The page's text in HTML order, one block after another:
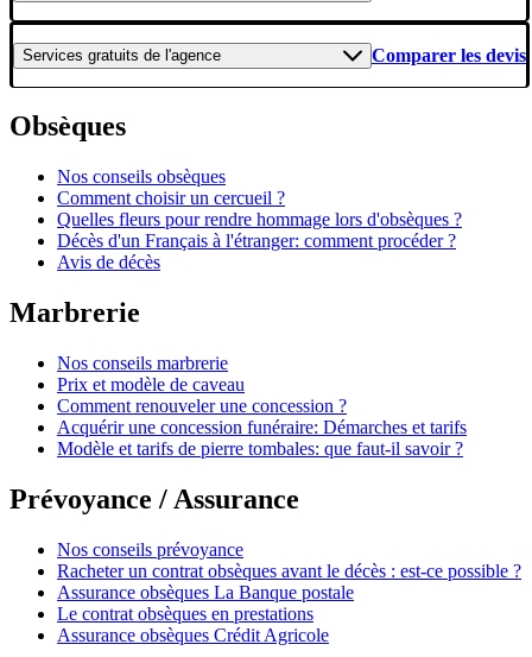
Services gratuits de l'agence Comparer les devis
Obsèques
Nos conseils obsèques
Comment choisir un cercueil ?
Quelles fleurs pour rendre hommage lors d'obsèques ?
Décès d'un Français à l'étranger: comment procéder ?
Avis de décès
Marbrerie
Nos conseils marbrerie
Prix et modèle de caveau
Comment renouveler une concession ?
Acquérir une concession funéraire: Démarches et tarifs
Modèle et tarifs de pierre tombales: que faut-il savoir ?
Prévoyance / Assurance
Nos conseils prévoyance
Racheter un contrat obsèques avant le décès : est-ce possible ?
Assurance obsèques La Banque postale
Le contrat obsèques en prestations
Assurance obsèques Crédit Agricole